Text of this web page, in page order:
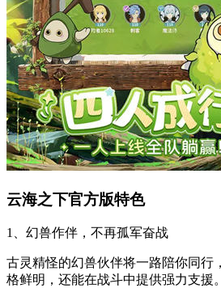
云海之下官方版特色
1、幻兽作伴，不再孤军奋战
古灵精怪的幻兽伙伴将一路陪你同行
格鲜明，还能在战斗中提供强力支援。